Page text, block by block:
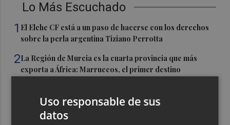
Lo Más Escuchado
1 El Elche CF está a un paso de hacerse con los derechos
sobre la perla argentina Tiziano Perrotta
2La Región de Murcia es la cuarta provincia que más
exporta a África: Marruecos, el primer destino
con cinco días de actividades
La Todolella recibe 340.000 euros del Consell para
Uso responsable de sus
datos